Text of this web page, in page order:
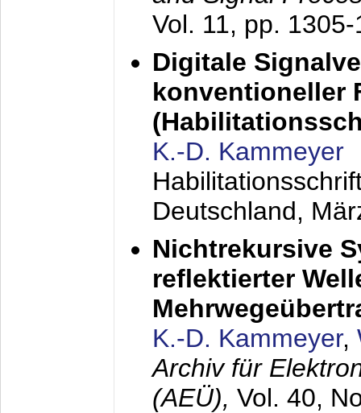
Vol. 11, pp.
Digitale
konventioneller
K.-D. Kammeyer
Deutschland,
Nichtrekursive
reflektierter
K.-D. Kammeyer,
Archiv für
(AEÜ), Vol. 40,